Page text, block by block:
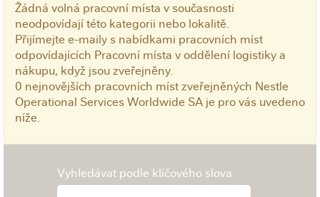
Žádná volná pracovní místa v současnosti
neodpovídají této kategorii nebo lokalitě.
Přijímejte e-maily s nabídkami pracovních míst
odpovídajících Pracovní místa v oddělení logistiky a
nákupu, když jsou zveřejněny.
0 nejnovějších pracovních míst zveřejněných Nestle
Operational Services Worldwide SA je pro vás uvedeno
níže.
Vyhledávat podle klíčového slova